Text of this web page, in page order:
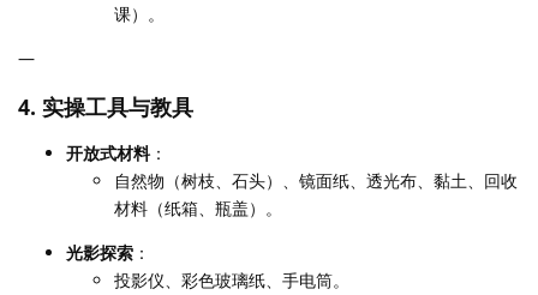
课）。
—
4. 实操工具与教具
开放式材料：
自然物（树枝、石头）、镜面纸、透光布、黏土、回收
材料（纸箱、瓶盖）。
光影探索 ：
投影仪、彩色玻璃纸、手电筒。